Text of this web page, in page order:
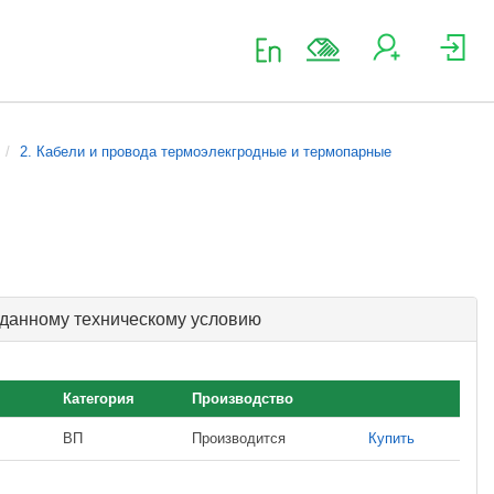
2. Кабели и провода термоэлекгродные и термопарные
техническому условию
Категория Производство
ВП Производится Купить